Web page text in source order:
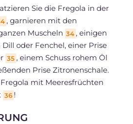
Sie die Fregola in der
, garnieren mit den
Muscheln 34 , einigen
oder Fenchel, einer Prise
35 , einem Schuss rohem Öl
Prise Zitronenschale.
mit Meeresfrüchten
36 !